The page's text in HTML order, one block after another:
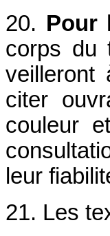
20. Pour
corps du
veilleront
citer
couleur
leur
21. Les